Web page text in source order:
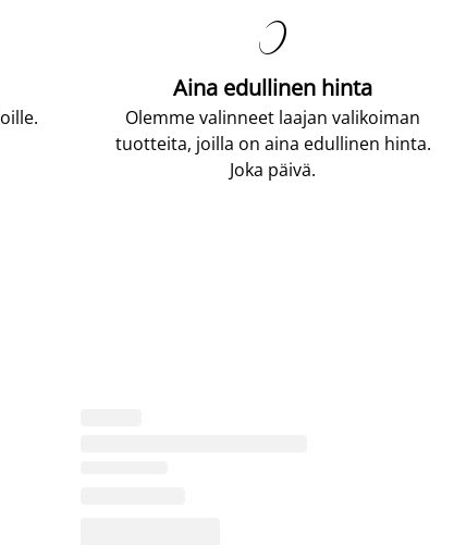

Aina edullinen hinta
Olemme valinneet laajan valikoiman
tuotteita, joilla on aina edullinen hinta.
Joka päivä.